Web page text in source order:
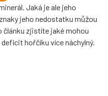
Jaká je ale jeho
jeho nedostatku můžou
zjistíte jaké mohou
hořčíku více náchylný.